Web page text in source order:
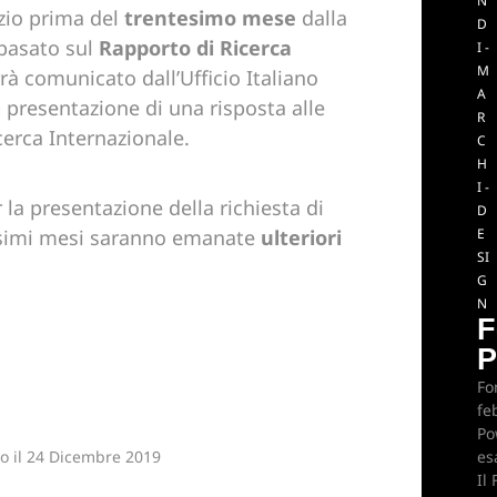
prima del trentesimo mese dalla
sul Rapporto di Ricerca
comunicato dall’Ufficio Italiano
di una risposta alle
Internazionale.
la presentazione della richiesta di
mesi saranno emanate ulteriori
il 24 Dicembre 2019
D
I -
M
A
R
C
H
I -
D
E
SI
G
N
Il